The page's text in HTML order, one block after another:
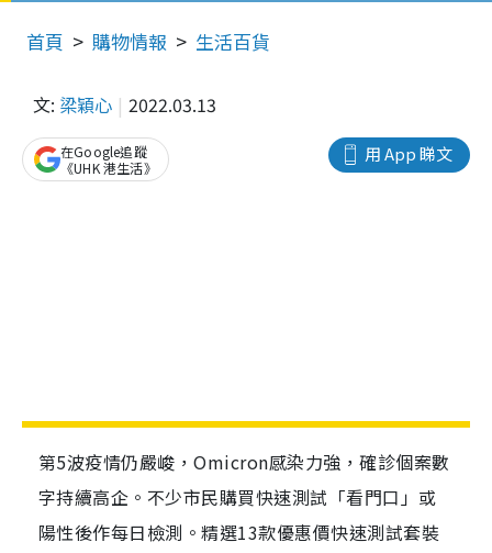
首頁 購物情報 生活百貨
文: 梁穎心 2022.03.13
用 App 睇文
在Google追蹤
《UHK 港生活》
第5波疫情仍嚴峻，Omicron感染力強，確診個案數
字持續高企。不少市民購買快速測試「看門口」或
陽性後作每日檢測。精選13款優惠價快速測試套裝